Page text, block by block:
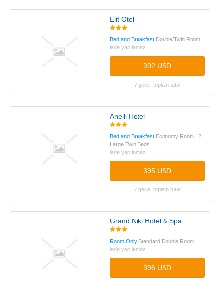
Elit Otel
Bed and Breakfast Double/Twin Room
iade yapılamaz
392 USD
7 gece, toplam tutar
Anelli Hotel
Bed and Breakfast Economy Room , 2
Large Twin Beds
iade yapılamaz
395 USD
7 gece, toplam tutar
Grand Niki Hotel & Spa
Room Only Standard Double Room
iade yapılamaz
396 USD